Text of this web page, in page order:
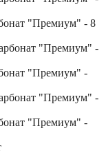
"Премиум" - 8
"Премиум" -
"Премиум" -